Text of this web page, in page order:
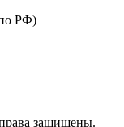
по РФ)
защищены.